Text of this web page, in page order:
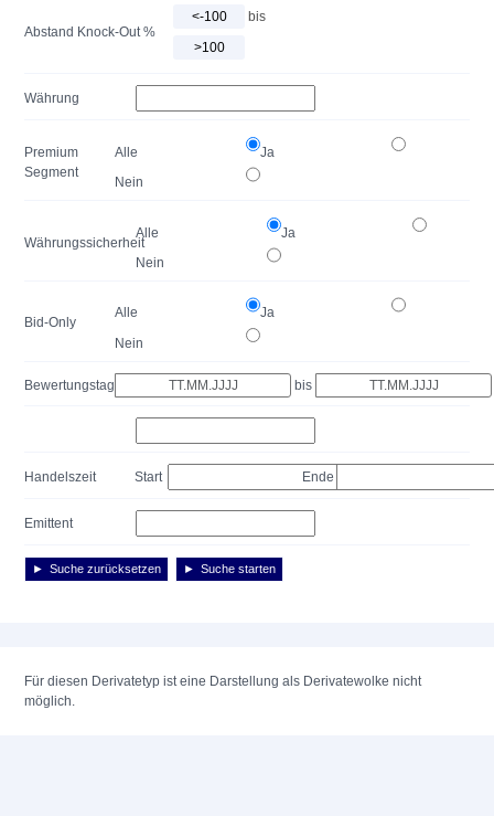
Abstand Knock-Out %
bis
Währung
Premium
Segment
Alle
Ja
Nein
Währungssicherheit
Alle
Ja
Nein
Bid-Only
Alle
Ja
Nein
Bewertungstag bis
Handelszeit Start Ende
Emittent
Suche zurücksetzen Suche starten
Für diesen Derivatetyp ist eine Darstellung als Derivatewolke nicht
möglich.